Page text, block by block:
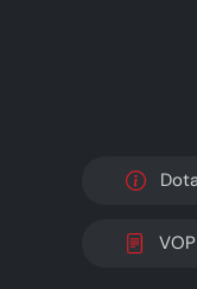
VOP